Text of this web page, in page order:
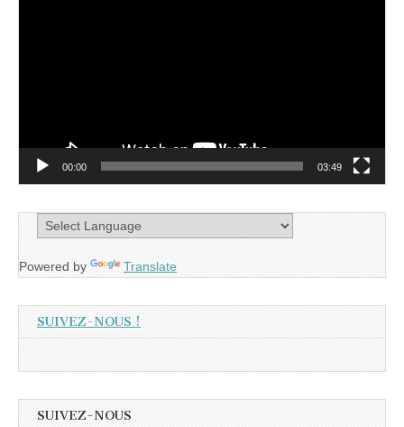
00:00 03:49
Powered by Translate
SUIVEZ-NOUS !
SUIVEZ-NOUS